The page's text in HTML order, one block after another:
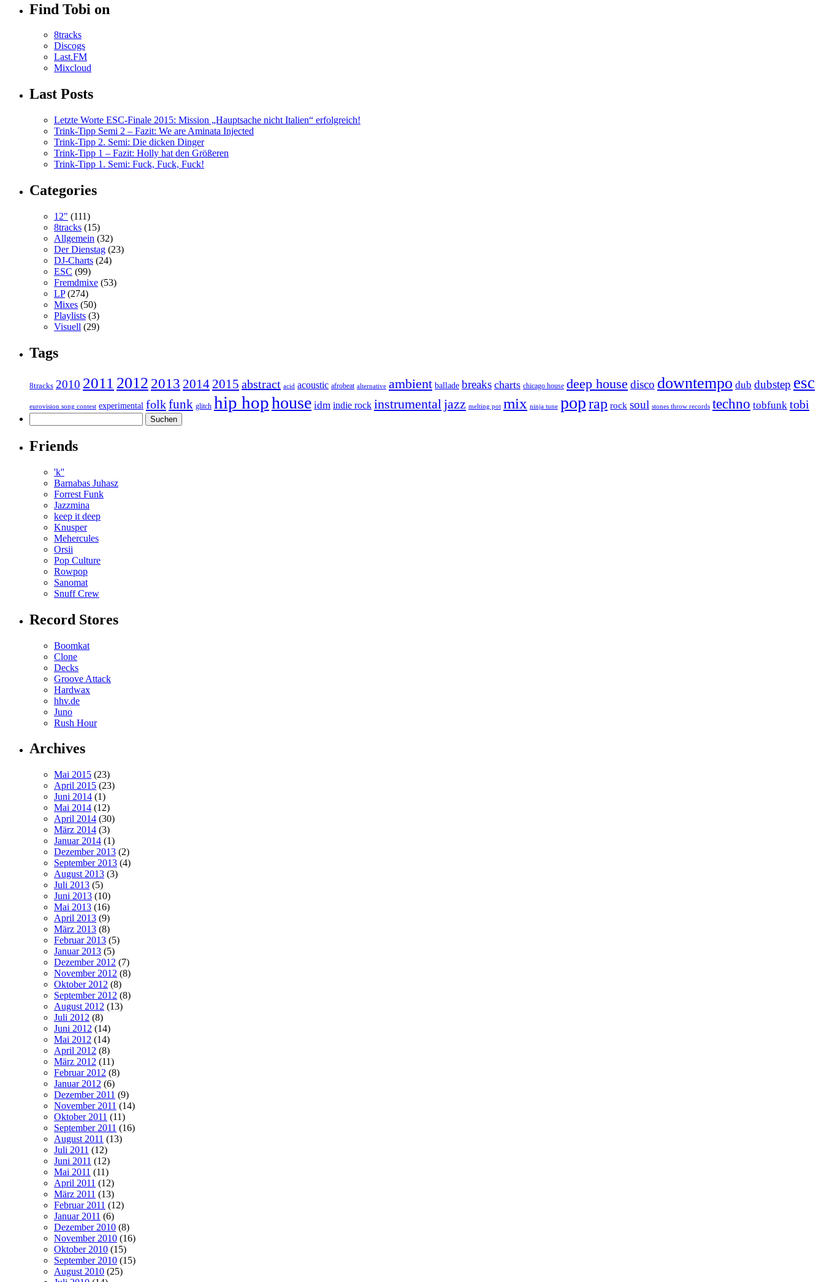
Find Tobi on
8tracks
Discogs
Last.FM
Mixcloud
Last Posts
Letzte Worte ESC-Finale 2015: Mission „Hauptsache nicht Italien“ erfolgreich!
Trink-Tipp Semi 2 – Fazit: We are Aminata Injected
Trink-Tipp 2. Semi: Die dicken Dinger
Trink-Tipp 1 – Fazit: Holly hat den Größeren
Trink-Tipp 1. Semi: Fuck, Fuck, Fuck!
Categories
12" (111)
8tracks (15)
Allgemein (32)
Der Dienstag (23)
DJ-Charts (24)
ESC (99)
Fremdmixe (53)
LP(274)
Mixes (50)
Playlists (3)
Visuell (29)
Tags
8tracks 2010 2011 2012 2013 2014 2015 abstract acid acoustic afrobeat alternative ambient ballade breaks charts chicago house deep house disco downtempo dub dubstep esc
eurovision song contest experimental folkfunk glitch hip hophouse idm indie rock instrumental jazz melting pot mix ninja tune poprap rock soul stones throw records techno tobfunk tobi
nach:
Friends
'k''
Barnabas Juhasz
Forrest Funk
Jazzmina
keep it deep
Knusper
Mehercules
Orsii
Pop Culture
Rowpop
Sanomat
Snuff Crew
Record Stores
Boomkat
Clone
Decks
Groove Attack
Hardwax
hhv.de
Juno
Rush Hour
Archives
Mai 2015 (23)
April 2015 (23)
Juni 2014 (1)
Mai 2014 (12)
April 2014 (30)
März 2014 (3)
Januar 2014 (1)
Dezember 2013 (2)
September 2013 (4)
August 2013 (3)
Juli 2013 (5)
Juni 2013 (10)
Mai 2013 (16)
April 2013 (9)
März 2013 (8)
Februar 2013 (5)
Januar 2013 (5)
Dezember 2012 (7)
November 2012 (8)
Oktober 2012 (8)
September 2012 (8)
August 2012 (13)
Juli 2012 (8)
Juni 2012 (14)
Mai 2012 (14)
April 2012 (8)
März 2012 (11)
Februar 2012 (8)
Januar 2012 (6)
Dezember 2011 (9)
November 2011 (14)
Oktober 2011 (11)
September 2011 (16)
August 2011 (13)
Juli 2011 (12)
Juni 2011 (12)
Mai 2011 (11)
April 2011 (12)
März 2011 (13)
Februar 2011 (12)
Januar 2011 (6)
Dezember 2010 (8)
November 2010 (16)
Oktober 2010 (15)
September 2010 (15)
August 2010 (25)